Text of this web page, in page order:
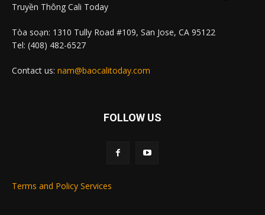
Truyền Thông Cali Today
Tòa soạn: 1310 Tully Road #109, San Jose, CA 95122
Tel: (408) 482-6527
Contact us: nam@baocalitoday.com
FOLLOW US
Terms and Policy Services